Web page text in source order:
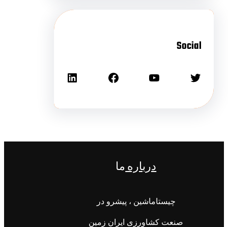
Social
دربارهما
چیستاماشین ، پیشرو در
صنعت کشاورزی ایران زمین